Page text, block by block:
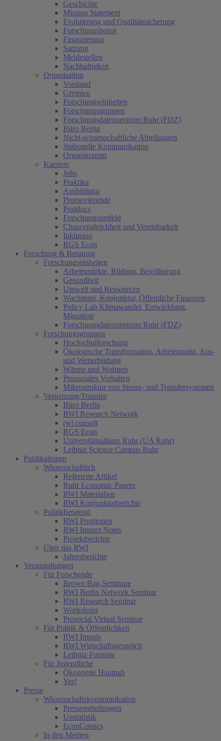
Geschichte
Mission Statement
Evaluierung und Qualitätssicherung
Forschungsbeirat
Finanzierung
Satzung
Meldestellen
Nachhaltigkeit
Organisation
Vorstand
Gremien
Forschungseinheiten
Forschungsgruppen
Forschungsdatenzentrum Ruhr (FDZ)
Büro Berlin
Nicht-wissenschaftliche Abteilungen
Stabsstelle Kommunikation
Organigramm
Karriere
Jobs
Praktika
Ausbildung
Promovierende
Postdocs
Forschungsumfeld
Chancengleichheit und Vereinbarkeit
Inklusion
RGS Econ
Forschung & Beratung
Forschungseinheiten
Arbeitsmärkte, Bildung, Bevölkerung
Gesundheit
Umwelt und Ressourcen
Wachstum, Konjunktur, Öffentliche Finanzen
Policy Lab Klimawandel, Entwicklung,
Migration
Forschungsdatenzentrum Ruhr (FDZ)
Forschungsgruppen
Hochschulforschung
Ökologische Transformation, Arbeitsmarkt, Aus-
und Weiterbildung
Wärme und Wohnen
Prosoziales Verhalten
Mikrostruktur von Steuer- und Transfersystemen
Vernetzung/Transfer
Büro Berlin
RWI Research Network
rwi consult
RGS Econ
Universitätsallianz Ruhr (UA Ruhr)
Leibniz Science Campus Ruhr
Publikationen
Wissenschaftlich
Referierte Artikel
Ruhr Economic Papers
RWI Materialien
RWI Konjunkturberichte
Politikberatend
RWI Positionen
RWI Impact Notes
Projektberichte
Über das RWI
Jahresberichte
Veranstaltungen
Für Forschende
Brown Bag-Seminare
RWI Berlin Network Seminar
RWI Research Seminar
Workshops
Prosocial Virtual Seminar
Für Politik & Öffentlichkeit
RWI Impuls
RWI Wirtschaftsgespräch
Leibniz-Formate
Für Jugendliche
Ökonomie Hautnah
Yes!
Presse
Wissenschaftskommunikation
Pressemitteilungen
Unstatistik
EconComics
In den Medien